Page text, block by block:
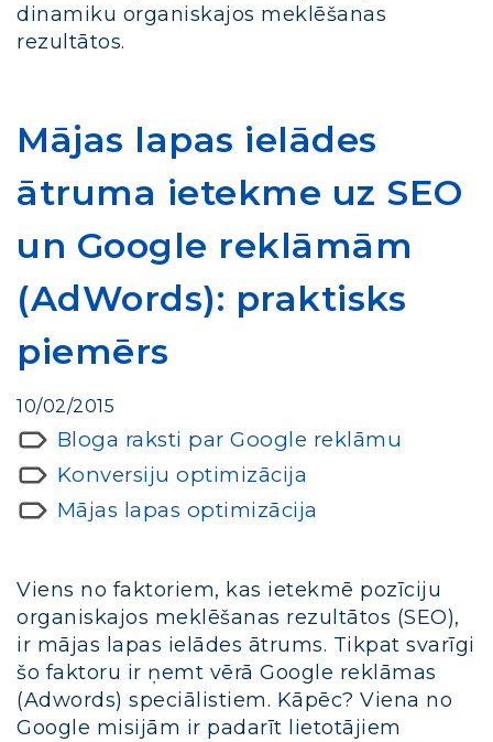
dinamiku organiskajos meklēšanas
rezultātos.
Mājas lapas ielādes
ātruma ietekme uz SEO
un Google reklāmām
(AdWords): praktisks
piemērs
10/02/2015
Bloga raksti par Google reklāmu
Konversiju optimizācija
Mājas lapas optimizācija
Viens no faktoriem, kas ietekmē pozīciju
organiskajos meklēšanas rezultātos (SEO),
ir mājas lapas ielādes ātrums. Tikpat svarīgi
šo faktoru ir ņemt vērā Google reklāmas
(Adwords) speciālistiem. Kāpēc? Viena no
Google misijām ir padarīt lietotājiem